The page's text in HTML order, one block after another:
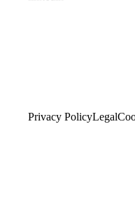
Privacy PolicyLegal